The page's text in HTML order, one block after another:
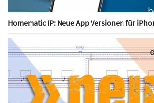
Homematic IP: Neue App Versionen für